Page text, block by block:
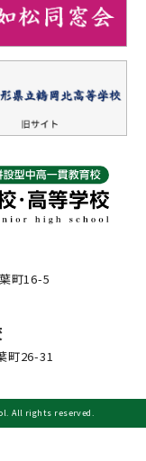
町16-5
町26-31
. All rights reserved.